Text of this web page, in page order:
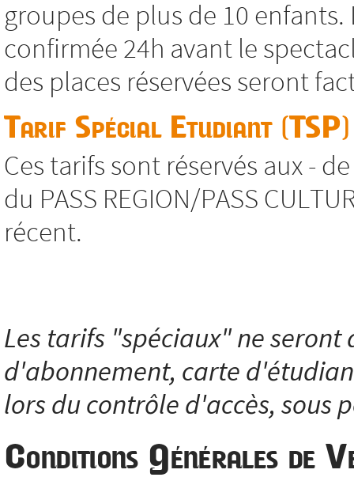
groupes de plus de 10
confirmée 24h avant le
des places réservées seront
Tarif Spécial Etudiant (TSP)
Ces tarifs sont réservés aux -
du PASS REGION/PASS
récent.
Les tarifs "spéciaux" ne
d'abonnement, carte
lors du contrôle d'accès, sous
Conditions Générales de